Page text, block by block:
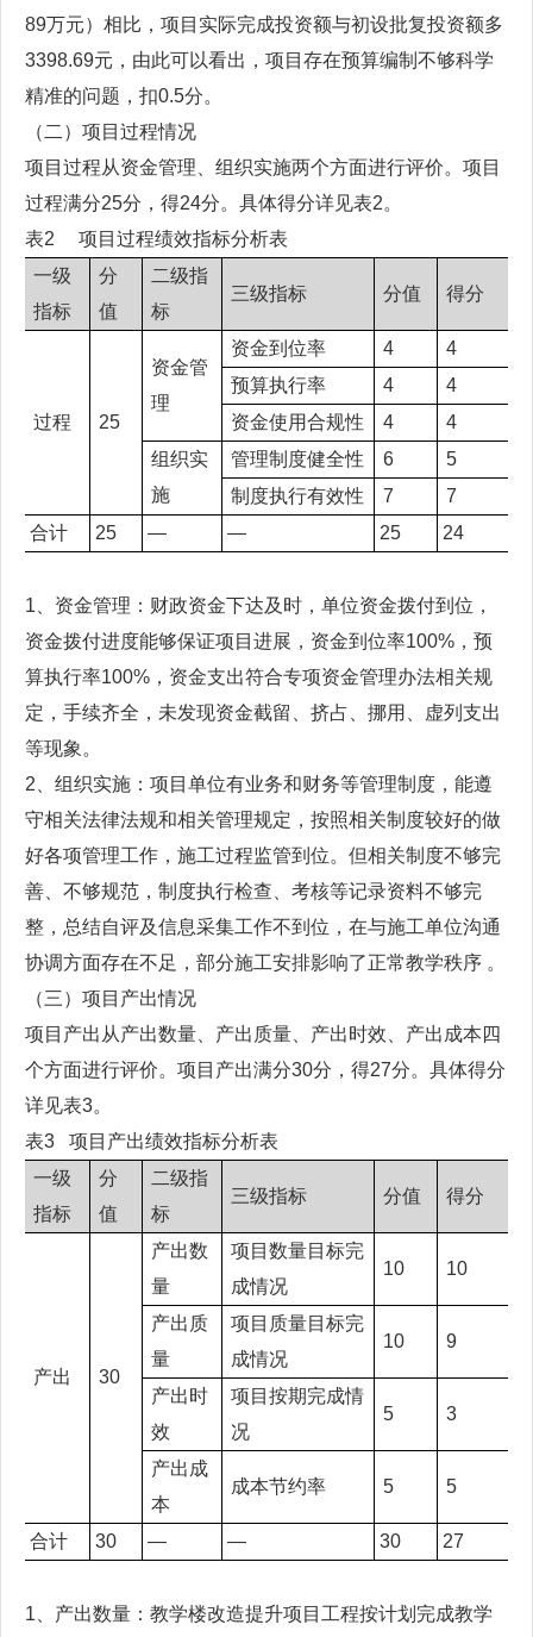
89万元）相比，项目实际完成投资额与初设批复投资额多
3398.69元，由此可以看出，项目存在预算编制不够科学
精准的问题，扣0.5分。
（二）项目过程情况
项目过程从资金管理、组织实施两个方面进行评价。项目
过程满分25分，得24分。具体得分详见表2。
表2 项目过程绩效指标分析表
一级
指标
分
值
二级指
标
三级指标 分值 得分
过程 25
资金管
理
资金到位率 4
4
预算执行率
4
4
资金使用合规性
4
4
组织实
施
管理制度健全性 6
5
制度执行有效性
7
7
合计
25 — — 25 24
1、资金管理：财政资金下达及时，单位资金拨付到位，
资金拨付进度能够保证项目进展，资金到位率100%，预
算执行率100%，资金支出符合专项资金管理办法相关规
定，手续齐全，未发现资金截留、挤占、挪用、虚列支出
等现象。
2、组织实施：项目单位有业务和财务等管理制度，能遵
守相关法律法规和相关管理规定，按照相关制度较好的做
好各项管理工作，施工过程监管到位。但相关制度不够完
善、不够规范，制度执行检查、考核等记录资料不够完
整，总结自评及信息采集工作不到位，在与施工单位沟通
协调方面存在不足，部分施工安排影响了正常教学秩序 。
（三）项目产出情况
项目产出从产出数量、产出质量、产出时效、产出成本四
个方面进行评价。项目产出满分30分，得27分。具体得分
详见表3。
表3 项目产出绩效指标分析表
一级
指标
分
值
二级指
标
三级指标 分值 得分
产出 30
产出数
量
项目数量目标完
成情况
10 10
产出质
量
项目质量目标完
成情况
10 9
产出时
效
项目按期完成情
况
5 3
产出成
本
成本节约率 5 5
合计 30 — — 30 27
1、产出数量：教学楼改造提升项目工程按计划完成教学